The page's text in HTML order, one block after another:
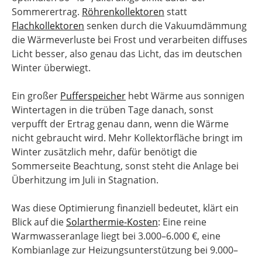
Sommerertrag. Röhrenkollektoren statt
Flachkollektoren senken durch die Vakuumdämmung
die Wärmeverluste bei Frost und verarbeiten diffuses
Licht besser, also genau das Licht, das im deutschen
Winter überwiegt.
Ein großer Pufferspeicher hebt Wärme aus sonnigen
Wintertagen in die trüben Tage danach, sonst
verpufft der Ertrag genau dann, wenn die Wärme
nicht gebraucht wird. Mehr Kollektorfläche bringt im
Winter zusätzlich mehr, dafür benötigt die
Sommerseite Beachtung, sonst steht die Anlage bei
Überhitzung im Juli in Stagnation.
Was diese Optimierung finanziell bedeutet, klärt ein
Blick auf dieSolarthermie-Kosten: Eine reine
Warmwasseranlage liegt bei 3.000–6.000 €, eine
Kombianlage zur Heizungsunterstützung bei 9.000–